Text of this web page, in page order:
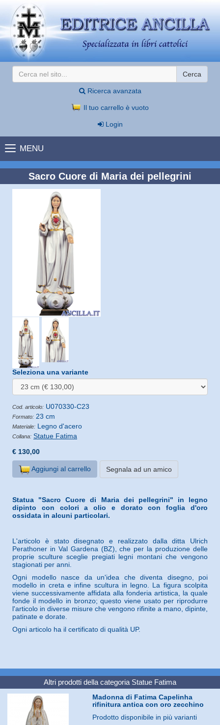
Cerca
Ricerca avanzata
Il tuo carrello è vuoto
Login
MENU
Sacro Cuore di Maria dei pellegrini
Seleziona una variante
Cod. articolo: U070330-C23
Formato: 23 cm
Materiale: Legno d'acero
Collana: Statue Fatima
€ 130,00
Aggiungi al carrello Segnala ad un amico
Statua "Sacro Cuore di Maria dei pellegrini" in legno
dipinto con colori a olio e dorato con foglia d'oro
ossidata in alcuni particolari.
L'articolo è stato disegnato e realizzato dalla ditta Ulrich
Perathoner in Val Gardena (BZ), che per la produzione delle
proprie sculture sceglie pregiati legni montani che vengono
stagionati per anni.
Ogni modello nasce da un'idea che diventa disegno, poi
modello in creta e infine scultura in legno. La figura scolpita
viene successivamente affidata alla fonderia artistica, la quale
fonde il modello in bronzo; questo viene usato per riprodurre
l'articolo in diverse misure che vengono rifinite a mano, dipinte,
patinate e dorate.
Ogni articolo ha il certificato di qualità UP.
Altri prodotti della categoria Statue Fatima
Madonna di Fatima Capelinha
rifinitura antica con oro zecchino
Prodotto disponibile in più varianti